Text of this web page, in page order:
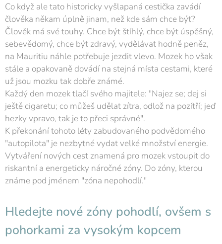
Co když ale tato historicky vyšlapaná cestička zavádí
člověka někam úplně jinam, než kde sám chce být?
Člověk má své touhy. Chce být štíhlý, chce být úspěšný,
sebevědomý, chce být zdravý, vydělávat hodně peněz,
na Mauritiu náhle potřebuje jezdit vlevo. Mozek ho však
stále a opakovaně dovádí na stejná místa cestami, které
už jsou mozku tak dobře známé.
Každý den mozek tlačí svého majitele: "Najez se; dej si
ještě cigaretu; co můžeš udělat zítra, odlož na pozítří; jeď
hezky vpravo, tak je to přeci správné".
K překonání tohoto léty zabudovaného podvědomého
"autopilota" je nezbytné vydat velké množství energie.
Vytváření nových cest znamená pro mozek vstoupit do
riskantní a energeticky náročné zóny. Do zóny, kterou
známe pod jménem "zóna nepohodlí."
Hledejte nové zóny pohodlí, ovšem s
pohorkami za vysokým kopcem